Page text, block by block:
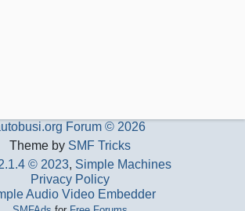
Forum © 2026
Theme by SMF Tricks
© 2023, Simple Machines
Privacy Policy
Audio Video Embedder